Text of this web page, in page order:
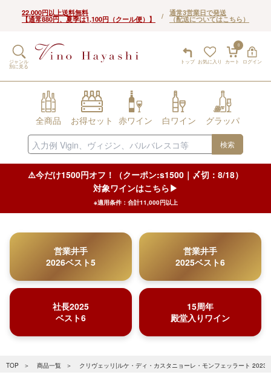
22,000円以上送料無料
【通常880円、夏季は1,100円（クール便）】 / 通常3営業日で発送
（配送についてはこちら）
トップ お気に入り
0
カート ログイン
ジャンル
別に見る
全商品 お得セット 赤ワイン 白ワイン グラッパ
検索
⚠️今だけ1500円オフ！（クーポン:s1500｜〆切：8/18）
対象ワインはこちら▶︎
※適用条件：合計11,000円以上
営業井手
2026ベスト5
営業井手
2025ベスト6
社長2025
ベスト6
15周年
殿堂入りワイン
TOP 商品一覧 クリヴェッリ|ルケ・ディ・カスタニョーレ・モンフェッラート 2023